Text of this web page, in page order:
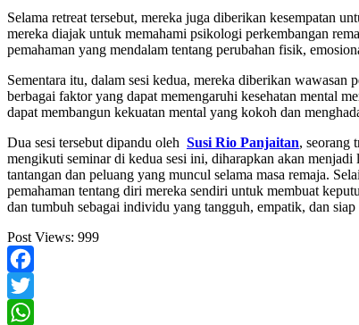
Selama retreat tersebut, mereka juga diberikan kesempatan
mereka diajak untuk memahami psikologi perkembangan
pemahaman yang mendalam tentang perubahan fisik,
Sementara itu, dalam sesi kedua, mereka diberikan
berbagai faktor yang dapat memengaruhi kesehatan mental
dapat membangun kekuatan mental yang kokoh dan
Dua sesi tersebut dipandu oleh Susi Rio Panjaitan, seorang
mengikuti seminar di kedua sesi ini, diharapkan akan
tantangan dan peluang yang muncul selama masa remaja.
pemahaman tentang diri mereka sendiri untuk membuat
dan tumbuh sebagai individu yang tangguh, empatik, dan
Post Views: 999
Facebook
Twitter